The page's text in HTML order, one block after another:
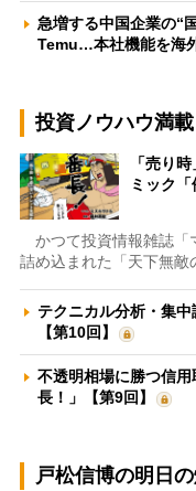
急増する中国企業の“
Temu…本社機能を海
投資ノウハウ満
「売り
ミック
かつて投資情報雑誌「
詰め込まれた「天下無敵
テクニカル分析・集
【第10回】
不透明相場に勝つ信
長！」【第9回】
戸松信博の明日